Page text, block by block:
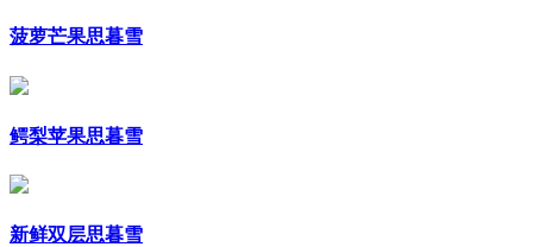
菠萝芒果思暮雪
鳄梨苹果思暮雪
新鲜双层思暮雪